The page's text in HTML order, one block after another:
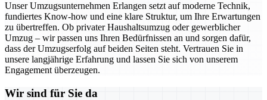
Unser Umzugsunternehmen Erlangen setzt auf moderne Technik,
fundiertes Know-how und eine klare Struktur, um Ihre Erwartungen
zu übertreffen. Ob privater Haushaltsumzug oder gewerblicher
Umzug – wir passen uns Ihren Bedürfnissen an und sorgen dafür,
dass der Umzugserfolg auf beiden Seiten steht. Vertrauen Sie in
unsere langjährige Erfahrung und lassen Sie sich von unserem
Engagement überzeugen.
Wir sind für Sie da